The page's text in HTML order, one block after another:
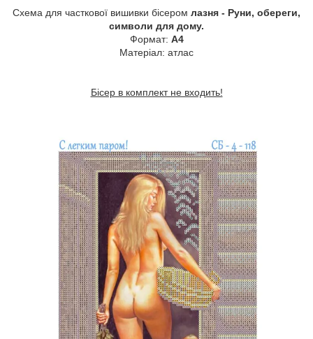
Схема для часткової вишивки бісером лазня - Руни, обереги,
символи для дому.
Формат: А4
Матеріал: атлас
Бісер в комплект не входить!